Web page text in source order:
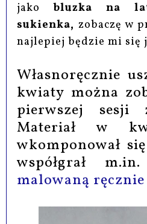
jakobluzka na
sukienka, zobaczę w
najlepiej będzie mi się
Własnoręcznie
kwiaty można
pierwszej sesji
Materiał w
wkomponował
współgrał
malowaną